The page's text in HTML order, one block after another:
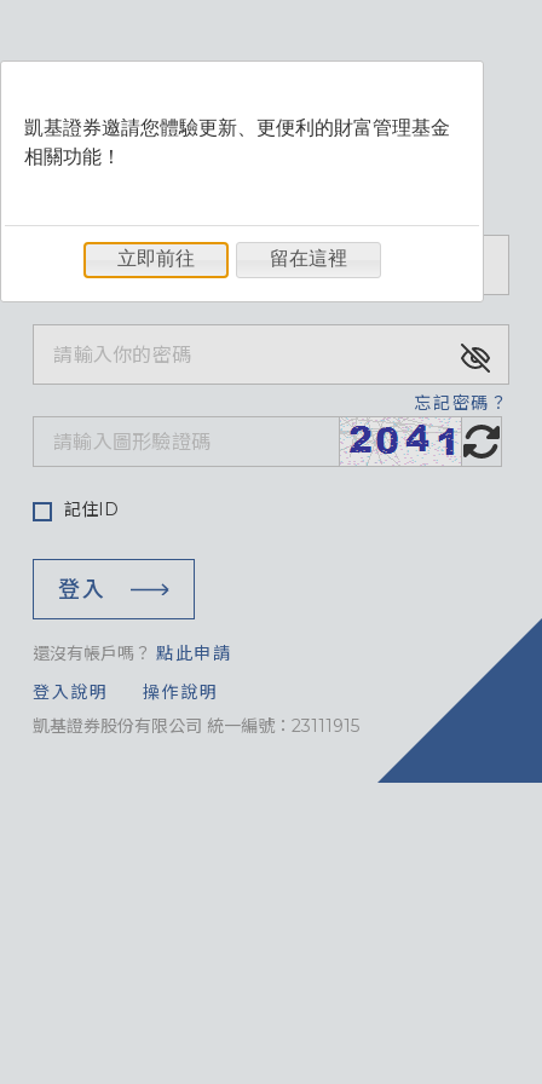
忘記密碼？
記住ID
登入
還沒有帳戶嗎？ 點此申請
登入說明
操作說明
凱基證券股份有限公司 統一編號：23111915
凱基證券邀請您體驗更新、更便利的財富管理基金
相關功能！
立即前往 留在這裡